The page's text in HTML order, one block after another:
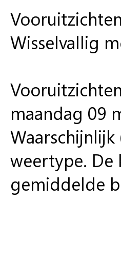
Vooruitzichten
Wisselvallig
maandag 09
weertype. De
gemiddelde